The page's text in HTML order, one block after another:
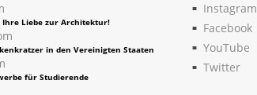
Ihre Liebe zur Architektur!
in den Vereinigten Staaten
für Studierende
Instagram
Facebook
YouTube
Twitter